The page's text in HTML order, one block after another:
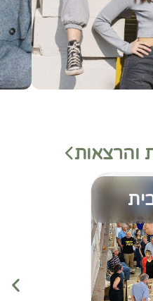
והרצאות